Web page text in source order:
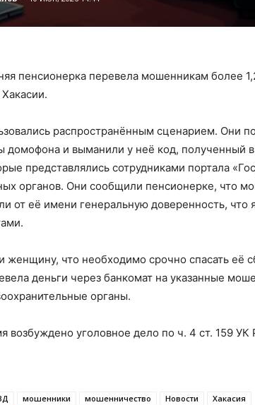
пенсионерка перевела мошенникам более
распространённым сценарием. Они
домофона и выманили у неё код, полученный
представлялись сотрудниками портала
органов. Они сообщили пенсионерке, что
от её имени генеральную доверенность, что
женщину, что необходимо срочно спасать её
деньги через банкомат на указанные
органы.
возбуждено уголовное дело по ч. 4 ст. 159
мошенники мошенничество Новости Хакасия